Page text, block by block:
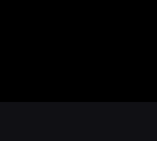
quo
doloribus